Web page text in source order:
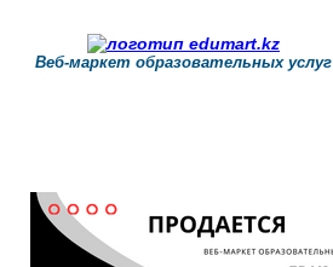
Веб-маркет образовательных услуг